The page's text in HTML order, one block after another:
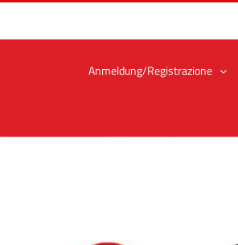
Anmeldung/Registrazione